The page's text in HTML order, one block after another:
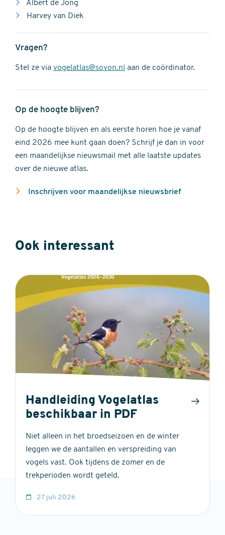
Albert de Jong
Harvey van Diek
Vragen?
Stel ze via vogelatlas@sovon.nl aan de coördinator.
Op de hoogte blijven?
Op de hoogte blijven en als eerste horen hoe je vanaf
eind 2026 mee kunt gaan doen? Schrijf je dan in voor
een maandelijkse nieuwsmail met alle laatste updates
over de nieuwe atlas.
Inschrijven voor maandelijkse nieuwsbrief
Ook interessant
Handleiding Vogelatlas
beschikbaar in PDF
Niet alleen in het broedseizoen en de winter
leggen we de aantallen en verspreiding van
vogels vast. Ook tijdens de zomer en de
trekperioden wordt geteld.
27 juli 2026